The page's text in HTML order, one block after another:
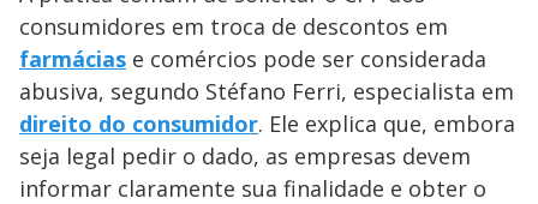
consumidores em troca de descontos em
farmácias e comércios pode ser considerada
abusiva, segundo Stéfano Ferri, especialista em
direito do consumidor. Ele explica que, embora
seja legal pedir o dado, as empresas devem
informar claramente sua finalidade e obter o